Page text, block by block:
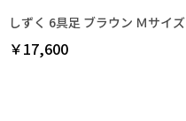
しずく 6具足 ブラウン Ｍサイズ
￥17,600